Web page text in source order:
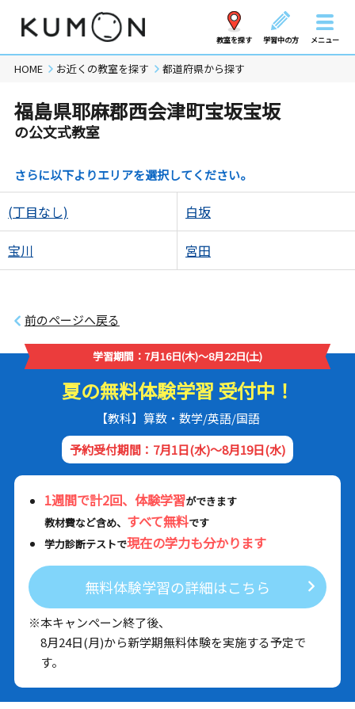
教室を探す 学習中の方 メニュー
HOME お近くの教室を探す 都道府県から探す
福島県耶麻郡西会津町宝坂宝坂
の公文式教室
さらに以下よりエリアを選択してください。
(丁目なし) 白坂
宝川 宮田
前のページへ戻る
学習期間：7月16日(木)～8月22日(土)
夏の無料体験学習 受付中！
【教科】算数・数学/英語/国語
予約受付期間：7月1日(水)～8月19日(水)
1週間で計2回、体験学習ができます
教材費など含め、 すべて無料です
学力診断テストで現在の学力も分かります
無料体験学習の詳細はこちら
※本キャンペーン終了後、
8月24日(月)から新学期無料体験を実施する予定で
す。